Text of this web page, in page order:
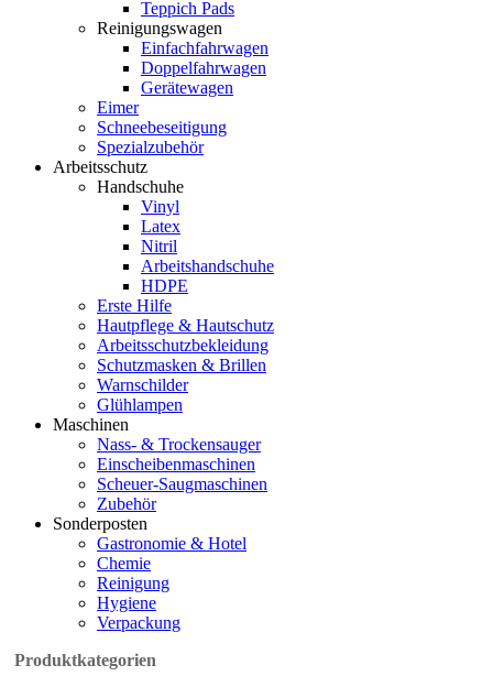
Teppich Pads
Reinigungswagen
Einfachfahrwagen
Doppelfahrwagen
Gerätewagen
Eimer
Schneebeseitigung
Spezialzubehör
Arbeitsschutz
Handschuhe
Vinyl
Latex
Nitril
Arbeitshandschuhe
HDPE
Erste Hilfe
Hautpflege & Hautschutz
Arbeitsschutzbekleidung
Schutzmasken & Brillen
Warnschilder
Glühlampen
Maschinen
Nass- & Trockensauger
Einscheibenmaschinen
Scheuer-Saugmaschinen
Zubehör
Sonderposten
Gastronomie & Hotel
Chemie
Reinigung
Hygiene
Verpackung
Produktkategorien